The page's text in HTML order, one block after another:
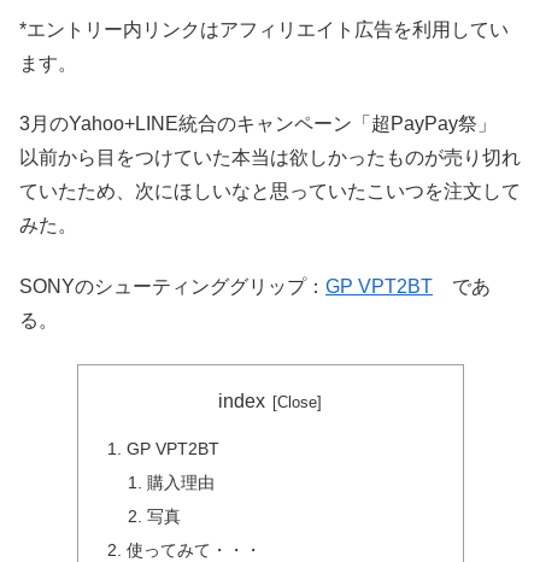
*エントリー内リンクはアフィリエイト広告を利用してい
ます。
3月のYahoo+LINE統合のキャンペーン「超PayPay祭」
以前から目をつけていた本当は欲しかったものが売り切れ
ていたため、次にほしいなと思っていたこいつを注文して
みた。
SONYのシューティンググリップ： GP VPT2BT であ
る。
index
GP VPT2BT
購入理由
写真
使ってみて・・・